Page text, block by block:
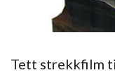
Tett strekkfilm